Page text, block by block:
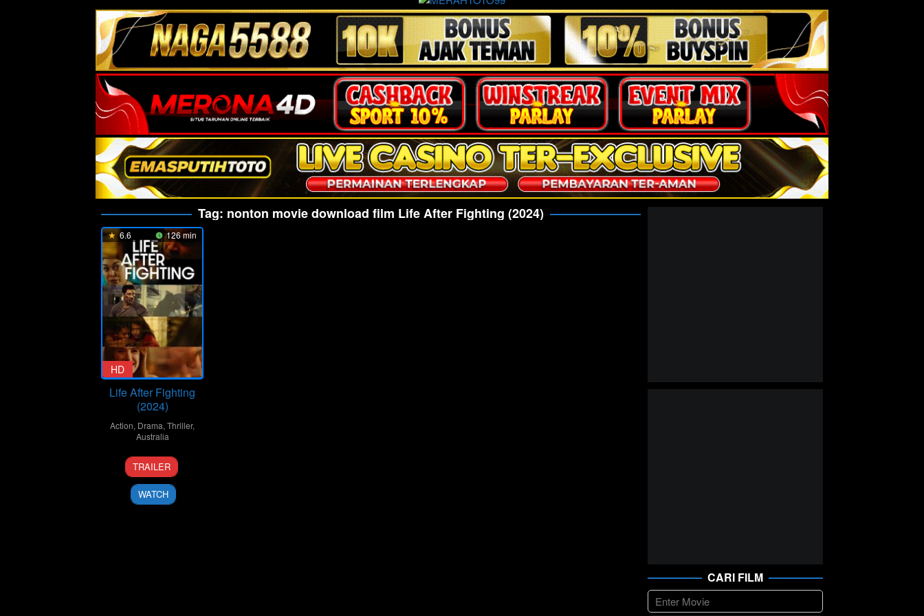
Tag: nonton movie download film Life After Fighting (2024)
6.6 126 min
HD
Life After Fighting
(2024)
Action, Drama, Thriller,
Australia
7
Jun
2024
Bren
Foster
TRAILER
WATCH
CARI FILM